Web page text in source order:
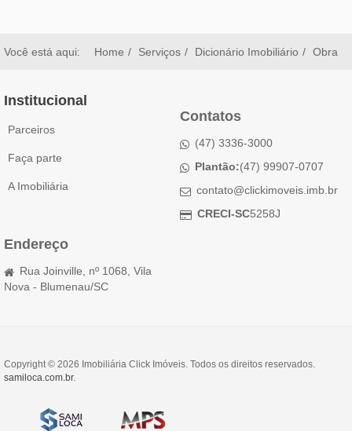
Você está aqui: Home Serviços Dicionário Imobiliário Obra
Institucional
Parceiros
Faça parte
A Imobiliária
Contatos
(47) 3336-3000
Plantão:(47) 99907-0707
contato@clickimoveis.imb.br
CRECI-SC5258J
Endereço
Rua Joinville, nº 1068, Vila
Nova - Blumenau/SC
Copyright © 2026 Imobiliária Click Imóveis. Todos os direitos reservados.
samiloca.com.br.